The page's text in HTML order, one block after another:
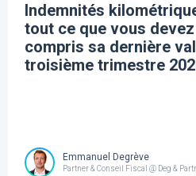
Indemnités
tout ce que vous
compris sa dernière
troisième trimestre
Emmanuel Degrève
Partner & Conseil Fiscal @ Deg &